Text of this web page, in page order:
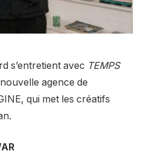
s’entretient avec TEMPS
agence de
qui met les créatifs